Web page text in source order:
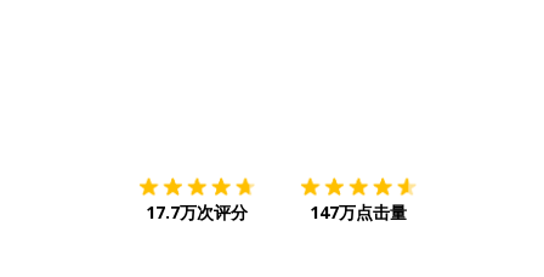
17.7万次评分 147万点击量